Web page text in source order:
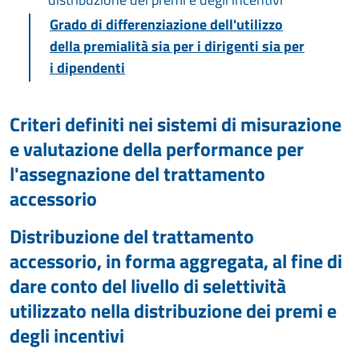
Grado di differenziazione dell'utilizzo
della premialità sia per i dirigenti sia per
i dipendenti
Criteri definiti nei sistemi di misurazione
e valutazione della performance per
l'assegnazione del trattamento
accessorio
Distribuzione del trattamento
accessorio, in forma aggregata, al fine di
dare conto del livello di selettività
utilizzato nella distribuzione dei premi e
degli incentivi